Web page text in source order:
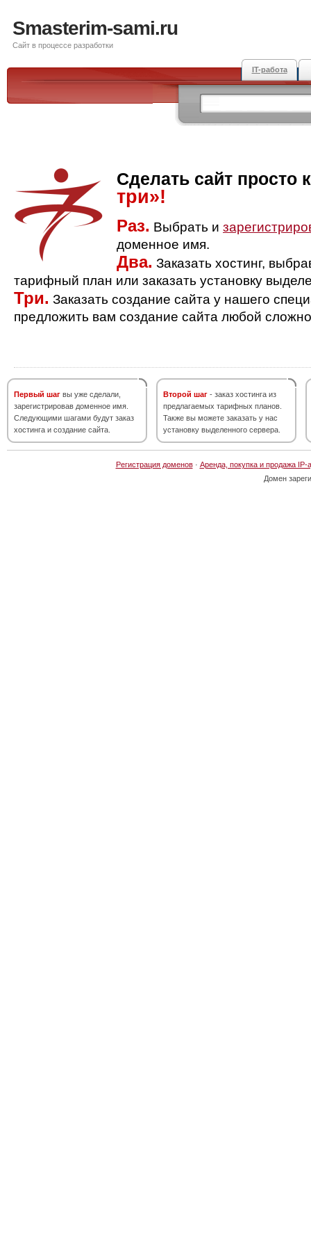
Smasterim-sami.ru
Сайт в процессе разработки
IT-работа
Сделать сайт просто
три»!
Раз. Выбрать и
доменное имя.
Два. Заказать хостинг,
тарифный план или заказать установку
Три. Заказать создание сайта у нашего
предложить вам создание сайта любой
Первый шаг вы уже сделали,
зарегистрировав доменное имя.
Следующими шагами будут заказ
хостинга и создание сайта.
Второй шаг - заказ хостинга из
предлагаемых тарифных планов.
Также вы можете заказать у нас
установку выделенного сервера.
Регистрация доменов· Аренда, покупка и продажа IP-
Домен